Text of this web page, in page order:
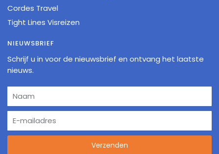
Cordes Travel
Tight Lines Visreizen
NIEUWSBRIEF
Schrijf u in voor de nieuwsbrief en ontvang het laatste
nieuws.
Verzenden